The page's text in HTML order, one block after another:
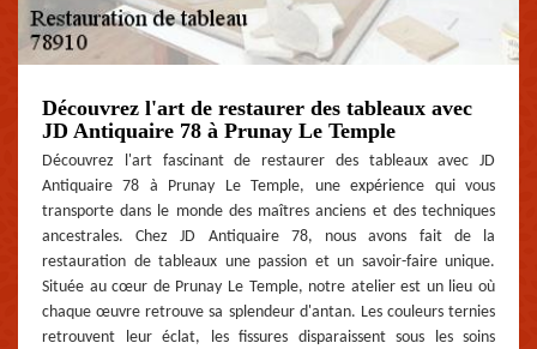
Découvrez l'art de restaurer des tableaux avec
JD Antiquaire 78 à Prunay Le Temple
Découvrez l'art fascinant de restaurer des tableaux avec JD
Antiquaire 78 à Prunay Le Temple, une expérience qui vous
transporte dans le monde des maîtres anciens et des techniques
ancestrales. Chez JD Antiquaire 78, nous avons fait de la
restauration de tableaux une passion et un savoir-faire unique.
Située au cœur de Prunay Le Temple, notre atelier est un lieu où
chaque œuvre retrouve sa splendeur d'antan. Les couleurs ternies
retrouvent leur éclat, les fissures disparaissent sous les soins